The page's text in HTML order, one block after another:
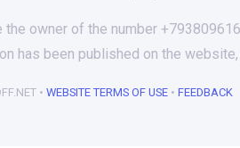
the owner of the number
has been published on the
• WEBSITE TERMS OF USE • FEEDBACK